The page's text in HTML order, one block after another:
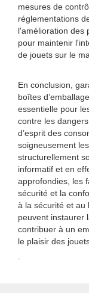
mesures de
réglementations
l'amélioration des
pour maintenir
de jouets sur le
En conclusion,
boîtes
essentielle pour
contre les
d’esprit des
soigneusement
structurellement
informatif et en
approfondies, les
sécurité et la
à la sécurité et au
peuvent instaurer
contribuer à un
le plaisir des